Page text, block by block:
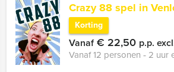
Crazy 88 spel in
Korting
Vanaf€ 22,50 p.p.
Vanaf 12 personen ‐ 2 uur